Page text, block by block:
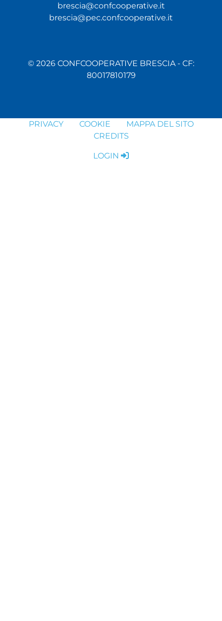
brescia@confcooperative.it
brescia@pec.confcooperative.it
© 2026 CONFCOOPERATIVE BRESCIA - CF:
80017810179
PRIVACY COOKIE
MAPPA DEL SITO
CREDITS
LOGIN